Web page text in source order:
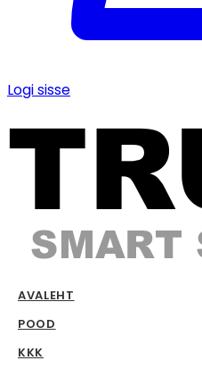
Logi sisse
AVALEHT
POOD
KKK